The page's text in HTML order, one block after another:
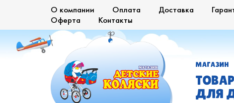
О компании Оплата Доставка
Оферта
Контакты
МАГАЗИН
ДЛЯ